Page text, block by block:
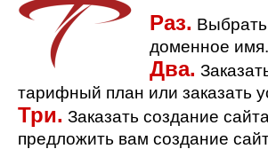
Раз.
доменное имя.
Два.
тарифный план или заказать
Три. Заказать создание
предложить вам создание